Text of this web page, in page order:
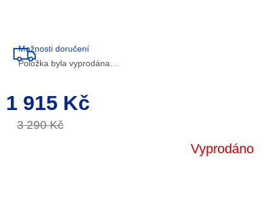
3 290 Kč
1 915 Kč
Měrná
cena:
Vyprodáno
Možnosti doručení
Položka byla vyprodána…